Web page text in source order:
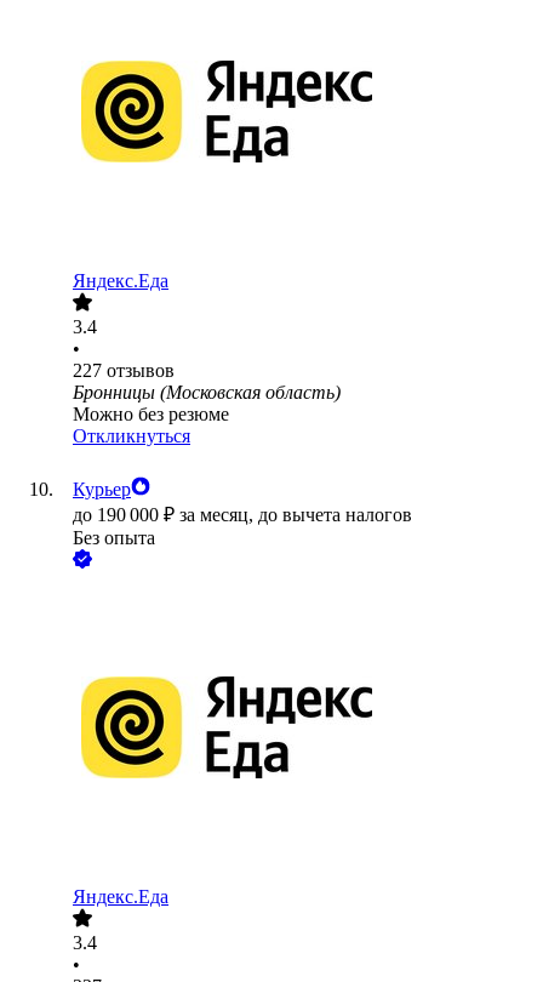
Яндекс.Еда
3.4
•
227 отзывов
Бронницы (Московская область)
Можно без резюме
Откликнуться
Курьер
до 190 000 ₽ за месяц, до вычета налогов
Без опыта
Яндекс.Еда
3.4
•